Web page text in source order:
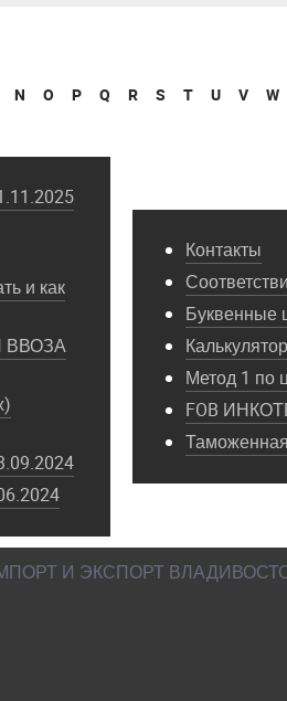
N O P Q R S T U V W
и как
Контакты
Буквенные
Метод 1 по
FOB
И ЭКСПОРТ